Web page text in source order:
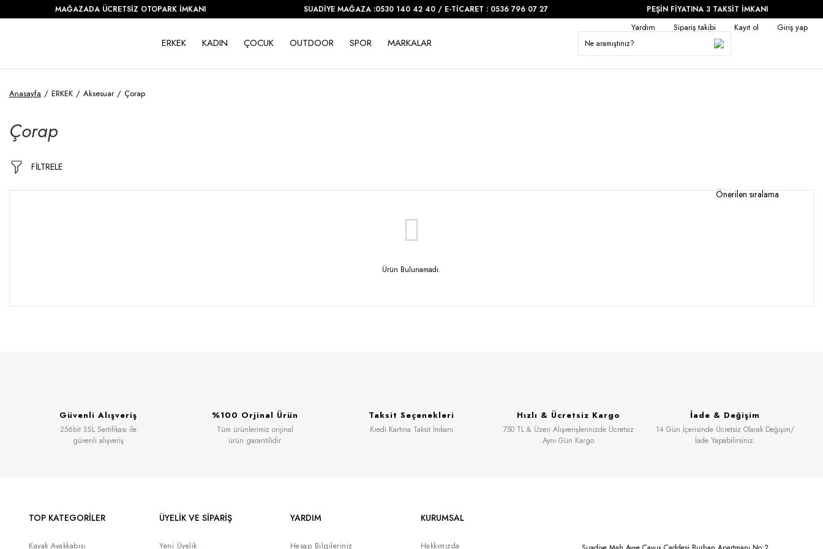
MAĞAZADA ÜCRETSİZ OTOPARK İMKANI SUADİYE MAĞAZA :0530 140 42 40 / E-TİCARET : 0536 796 07 27 PEŞİN FİYATINA 3 TAKSİT İMKANI
ERKEK KADIN ÇOCUK OUTDOOR SPOR MARKALAR
Yardım Sipariş takibi Kayıt ol Giriş yap
Anasayfa ERKEK Aksesuar Çorap
Çorap
FİLTRELE
Ürün Bulunamadı.
Güvenli Alışveriş
256bit SSL Sertifikası ile
güvenli alışveriş
%100 Orjinal Ürün
Tüm ürünlerimiz orijinal
ürün garantilidir
Taksit Seçenekleri
Kredi Kartına Taksit İmkanı
Hızlı & Ücretsiz Kargo
750 TL & Üzeri Alışverişlerinizde Ücretsiz
Aynı Gün Kargo
İade & Değişim
14 Gün İçerisinde Ücretsiz Olarak Değişim/
İade Yapabilirsiniz.
TOP KATEGORİLER
Kayak Ayakkabısı
ÜYELİK VE SİPARİŞ
Yeni Üyelik
YARDIM
Hesap Bilgileriniz
KURUMSAL
Hakkımızda